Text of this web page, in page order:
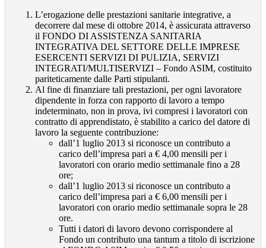
L’erogazione delle prestazioni sanitarie integrative, a
decorrere dal mese di ottobre 2014, è assicurata attraverso
il FONDO DI ASSISTENZA SANITARIA
INTEGRATIVA DEL SETTORE DELLE IMPRESE
ESERCENTI SERVIZI DI PULIZIA, SERVIZI
INTEGRATI/MULTISERVIZI – Fondo ASIM, costituito
pariteticamente dalle Parti stipulanti.
Al fine di finanziare tali prestazioni, per ogni lavoratore
dipendente in forza con rapporto di lavoro a tempo
indeterminato, non in prova, ivi compresi i lavoratori con
contratto di apprendistato, è stabilito a carico del datore di
lavoro la seguente contribuzione:
dall’1 luglio 2013 si riconosce un contributo a
carico dell’impresa pari a € 4,00 mensili per i
lavoratori con orario medio settimanale fino a 28
ore;
dall’1 luglio 2013 si riconosce un contributo a
carico dell’impresa pari a € 6,00 mensili per i
lavoratori con orario medio settimanale sopra le 28
ore.
Tutti i datori di lavoro devono corrispondere al
Fondo un contributo una tantum a titolo di iscrizione